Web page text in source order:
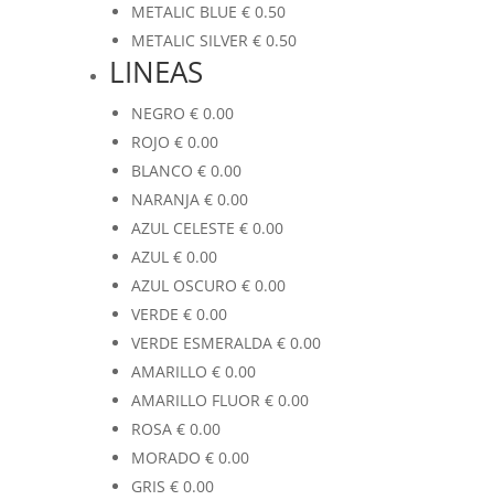
METALIC BLUE €0.50
METALIC SILVER €0.50
LINEAS
NEGRO €0.00
ROJO €0.00
BLANCO €0.00
NARANJA €0.00
AZUL CELESTE €0.00
AZUL €0.00
AZUL OSCURO €0.00
VERDE €0.00
VERDE ESMERALDA €0.00
AMARILLO €0.00
AMARILLO FLUOR €0.00
ROSA €0.00
MORADO €0.00
GRIS €0.00